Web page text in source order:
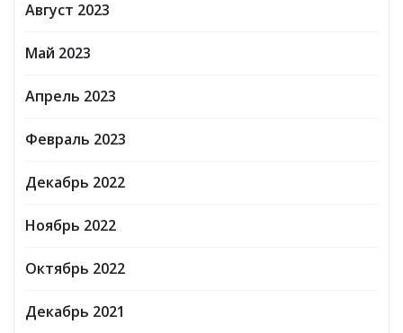
Август 2023
Май 2023
Апрель 2023
Февраль 2023
Декабрь 2022
Ноябрь 2022
Октябрь 2022
Декабрь 2021